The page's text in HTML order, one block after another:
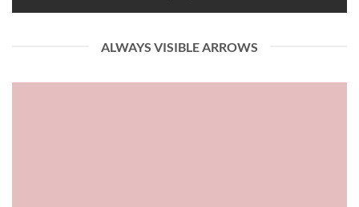
ALWAYS VISIBLE ARROWS